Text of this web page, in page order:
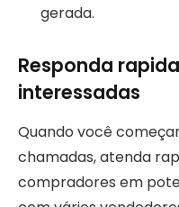
gerada.
Responda
interessadas
Quando você
chamadas, atenda
compradores em